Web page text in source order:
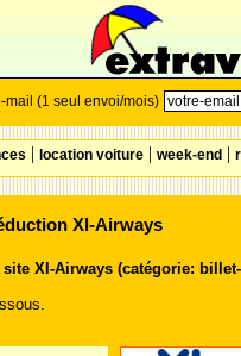
mail (1 seul envoi/mois)
| location voiture| week-end|
Xl-Airways
Xl-Airways (catégorie: